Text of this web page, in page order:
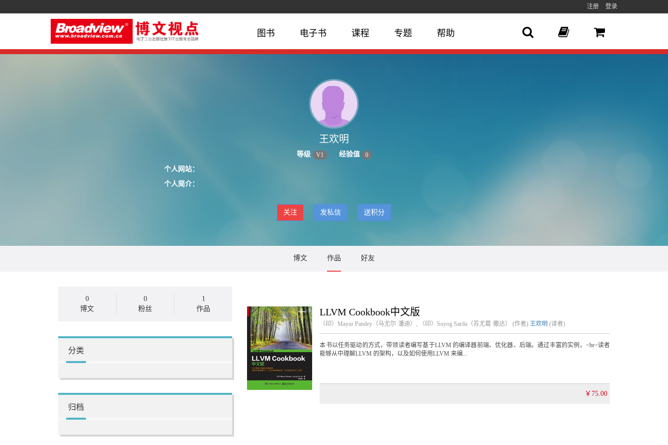
注册 登录
图书 电子书 课程 专题 帮助
王欢明
等级 V1 经验值 0
个人网站：
个人简介：
关注 发私信 送积分
博文 作品 好友
0
博文
0
粉丝
1
作品
分类
归档
LLVM Cookbook中文版
（印）Mayur Pandey（马尤尔·潘迪）, （印）Suyog Sarda（苏尤葛·撒达） (作者)王欢明 (译者)
本书以任务驱动的方式，带领读者编写基于LLVM 的编译器前端、优化器、后端。通过丰富的实例，<br>读者
能够从中理解LLVM 的架构，以及如何使用LLVM 来编...
￥75.00